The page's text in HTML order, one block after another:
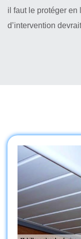
il faut le protéger en
d’intervention